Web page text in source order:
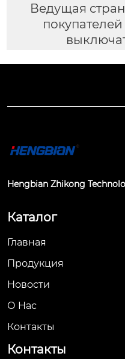
Ведущая
Hengbian Zhikong
Каталог
Главная
Продукция
Новости
О Hас
Контакты
Контакты